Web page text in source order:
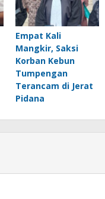
Empat Kali
Mangkir, Saksi
Korban Kebun
Tumpengan
Terancam di Jerat
Pidana